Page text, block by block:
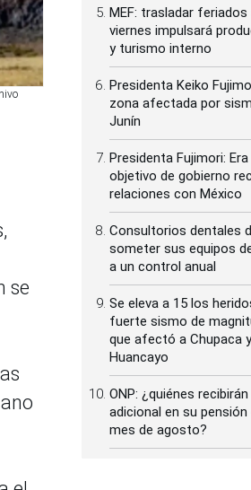
se
MEF: trasladar feriados
viernes impulsará
y turismo interno
Presidenta Keiko
zona afectada por
Junín
Presidenta Fujimori: Era
objetivo de gobierno
relaciones con México
Consultorios dentales
someter sus equipos
a un control anual
Se eleva a 15 los
fuerte sismo de
que afectó a Chupaca y
Huancayo
ONP: ¿quiénes recibirán
adicional en su pensión
mes de agosto?